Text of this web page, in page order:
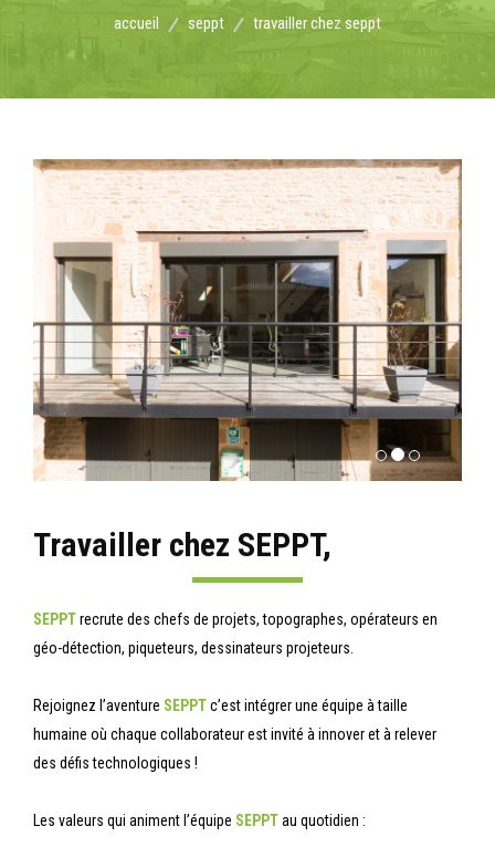
accueil seppt travailler chez seppt
Travailler chez SEPPT,
SEPPTrecrute des chefs de projets, topographes, opérateurs en
géo-détection, piqueteurs, dessinateurs projeteurs.
Rejoignez l’aventure SEPPTc’est intégrer une équipe à taille
humaine où chaque collaborateur est invité à innover et à relever
des défis technologiques !
Les valeurs qui animent l’équipe SEPPTau quotidien :